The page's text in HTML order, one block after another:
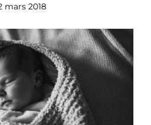
mars 2018